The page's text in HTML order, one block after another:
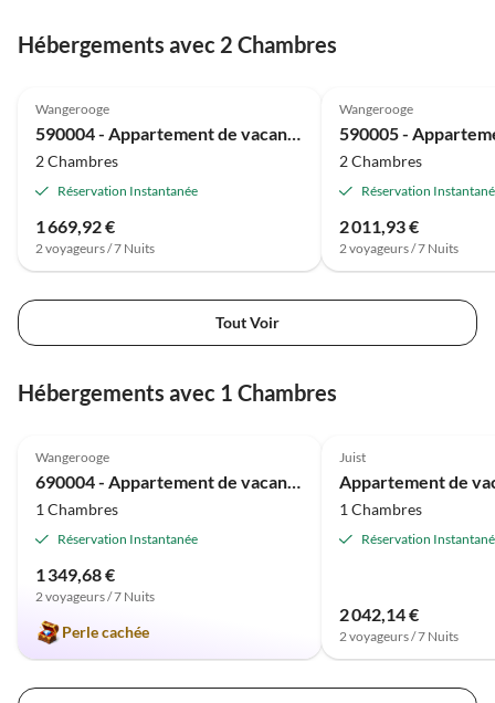
Hébergements avec 2 Chambres
Wangerooge
590004 - Appartement de vacances 4
2 Chambres
Réservation Instantanée
1 669,92 €
2 voyageurs / 7 Nuits
Wangerooge
2 Chambres
Réservation
2 011,93 €
2 voyageurs / 7 Nuits
Tout Voir
Hébergements avec 1 Chambres
Wangerooge
690004 - Appartement de vacances 4
1 Chambres
Réservation Instantanée
1 349,68 €
2 voyageurs / 7 Nuits
Perle cachée
Juist
1 Chambres
Réservation
2 042,14 €
2 voyageurs / 7 Nuits